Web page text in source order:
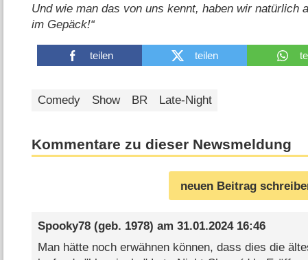
Und wie man das von uns kennt, haben wir natürlich
im Gepäck!
teilen teilen
Comedy Show BR Late-Night
Kommentare zu dieser Newsmeldung
neuen Beitrag
Spooky78(geb. 1978) am 31.01.2024 16:46
Man hätte noch erwähnen können, dass dies die